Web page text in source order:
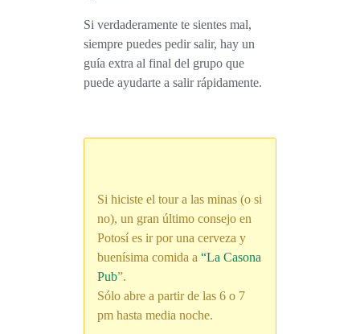
Si verdaderamente te sientes mal,
siempre puedes pedir salir, hay un
guía extra al final del grupo que
puede ayudarte a salir rápidamente.
Si hiciste el tour a las minas (o si
no), un gran último consejo en
Potosí es ir por una cerveza y
buenísima comida a “La Casona
Pub”.
Sólo abre a partir de las 6 o 7
pm hasta media noche.